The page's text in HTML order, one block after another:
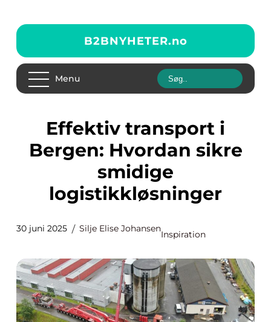
B2BNYHETER.no
Menu
Effektiv transport i
Bergen: Hvordan sikre
smidige
logistikkløsninger
30 juni 2025 Silje Elise Johansen
Inspiration